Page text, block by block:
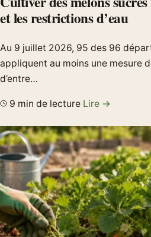
et les restrictions d’eau
Au 9 juillet 2026, 95 des 96
appliquent au moins une mesure
d’entre…
9 min de lecture Lire →